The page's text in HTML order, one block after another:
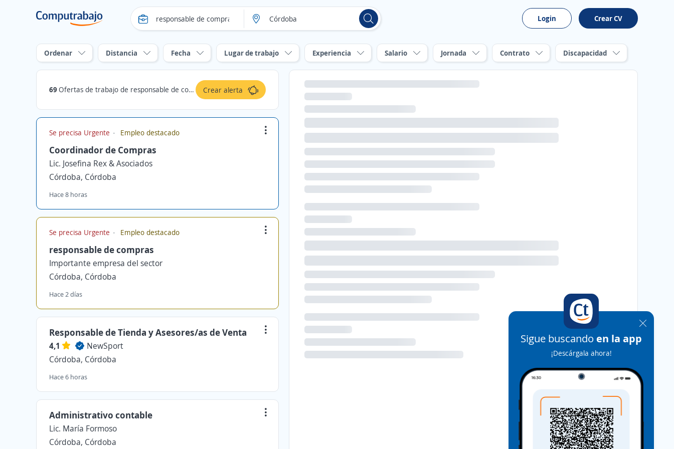
Login Crear CV
Ordenar Distancia Fecha Lugar de trabajo Experiencia Salario Jornada Contrato Discapacidad
69 Ofertas de trabajo de responsable de compras en Córdoba, Córdoba Crear alerta
Se precisa Urgente Empleo destacado
Coordinador de Compras
Lic. Josefina Rex & Asociados
Córdoba, Córdoba
Hace 8 horas
Se precisa Urgente Empleo destacado
responsable de compras
Importante empresa del sector
Córdoba, Córdoba
Hace 2 días
Responsable de Tienda y Asesores/as de Venta
4,1
NewSport
Córdoba, Córdoba
Hace 6 horas
Administrativo contable
Lic. María Formoso
Córdoba, Córdoba
Sigue buscando en la app
¡Descárgala ahora!